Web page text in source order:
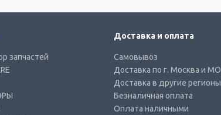
запчастей
Доставка и оплата
Самовывоз
Доставка по г. Москва и МО
Доставка в другие регионы
Безналичная оплата
Оплата наличными